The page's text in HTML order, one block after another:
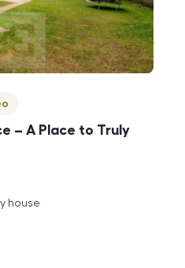
– A Place to Truly
house